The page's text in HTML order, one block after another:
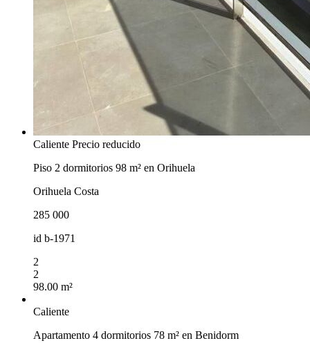
Caliente Precio reducido
Piso 2 dormitorios 98 m² en Orihuela
Orihuela Costa
285 000
id b-1971
2
2
98.00 m²
Caliente
Apartamento 4 dormitorios 78 m² en Benidorm